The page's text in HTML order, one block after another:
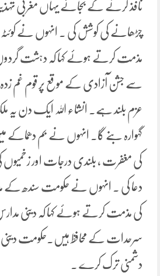
نافذ کرنے کے بجائے یہاں مغربی
چڑھانے کی کوشش کی ۔ انہوں نے کوئٹہ
مذمت کرتے ہوئے کہا کہ دہشت گردوں
سے جشن آزادی کے موقع پر قوم غم
عزم بلند ہے۔ انشاء اللہ ایک دن یہ
گہوارہ بنے گا۔ انہوں نے بم دھماکے
کی مغفرت ، بلندی درجات اور زخمیوں
دعا کی ۔ انہوں نے حکومت سندھ
کی مذمت کرتے ہوئے کہا کہ دینی
سرحدات کے محافظ ہیں۔حکومت دینی
دشمنی ترک کرے ۔